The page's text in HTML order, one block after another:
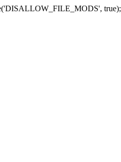
true);